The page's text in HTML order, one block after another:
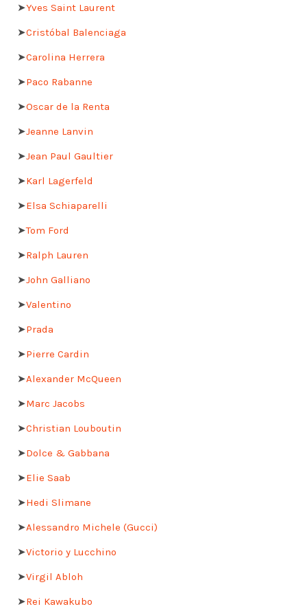
➤Yves Saint Laurent
➤Cristóbal Balenciaga
➤Carolina Herrera
➤Paco Rabanne
➤Oscar de la Renta
➤Jeanne Lanvin
➤Jean Paul Gaultier
➤Karl Lagerfeld
➤Elsa Schiaparelli
➤Tom Ford
➤Ralph Lauren
➤John Galliano
➤Valentino
➤Prada
➤Pierre Cardin
➤Alexander McQueen
➤Marc Jacobs
➤Christian Louboutin
➤Dolce & Gabbana
➤Elie Saab
➤Hedi Slimane
➤Alessandro Michele (Gucci)
➤Victorio y Lucchino
➤Virgil Abloh
➤Rei Kawakubo